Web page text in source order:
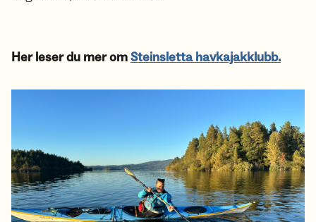
Her leser du mer omSteinsletta havkajakklubb.